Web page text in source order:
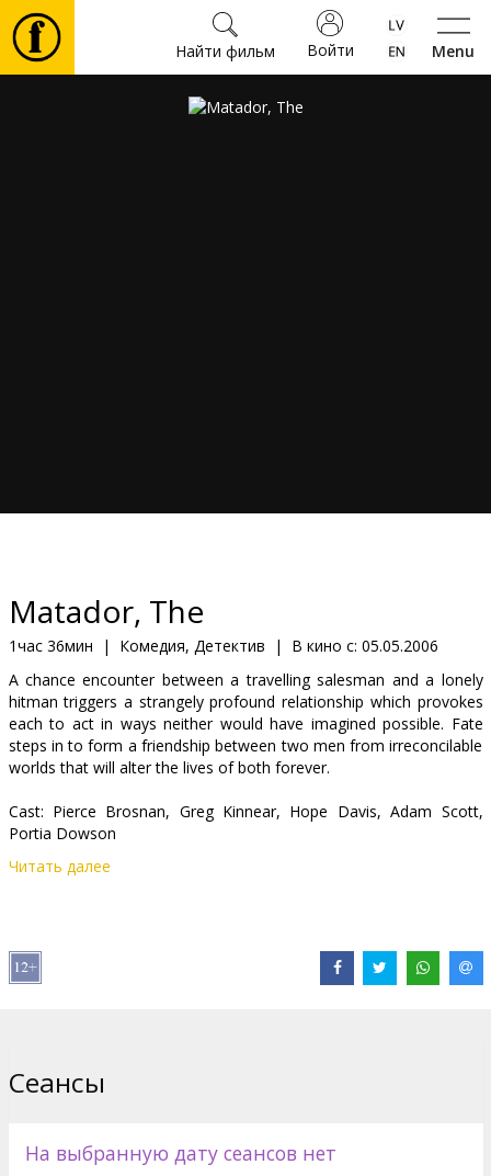
Menu
Войти
Найти фильм
Клуб
Matador, The
1час 36мин | Комедия, Детектив | В кино с: 05.05.2006
A chance encounter between a travelling salesman and a lonely
hitman triggers a strangely profound relationship which provokes
each to act in ways neither would have imagined possible. Fate
steps in to form a friendship between two men from irreconcilable
worlds that will alter the lives of both forever.
Cast: Pierce Brosnan, Greg Kinnear, Hope Davis, Adam Scott,
Portia Dowson
Directed by Richard Shepard
Дистрибьютор:
Читать далее
Сеансы
На выбранную дату сеансов нет